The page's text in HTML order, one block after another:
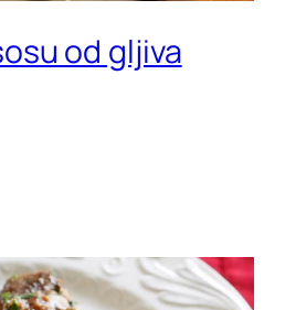
od gljiva